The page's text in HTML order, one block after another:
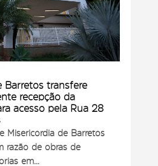
Barretos transfere
recepção da
acesso pela Rua 28
Misericórdia de Barretos
razão de obras de
em...